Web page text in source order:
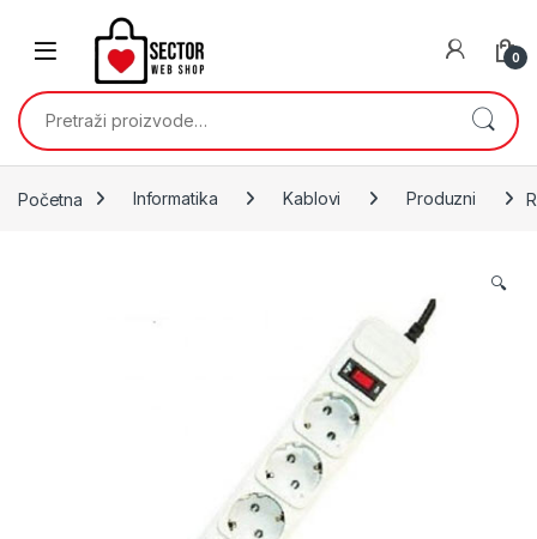
Skip to navigation
0
Pretraži:
Početna Informatika Kablovi Produzni
🔍